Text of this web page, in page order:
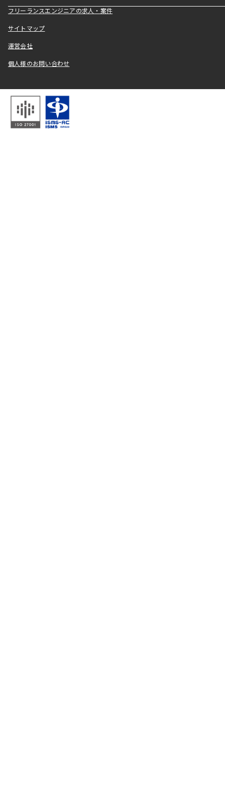
フリーランスエンジニアの求人・案件
サイトマップ
運営会社
個人様のお問い合わせ